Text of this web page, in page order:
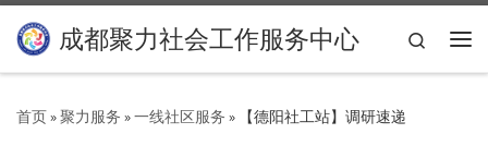
Skip to content
成都聚力社会工作服务中心
Search
首页»聚力服务 »一线社区服务 » 【德阳社工站】调研速递